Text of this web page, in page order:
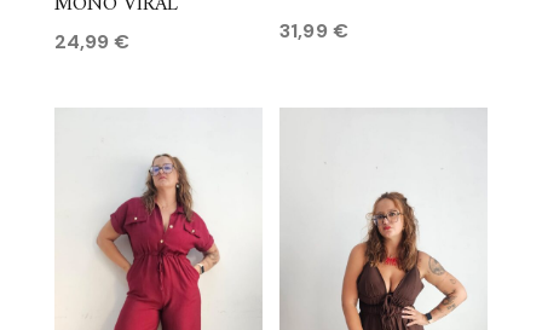
24,99€ 31,99 €